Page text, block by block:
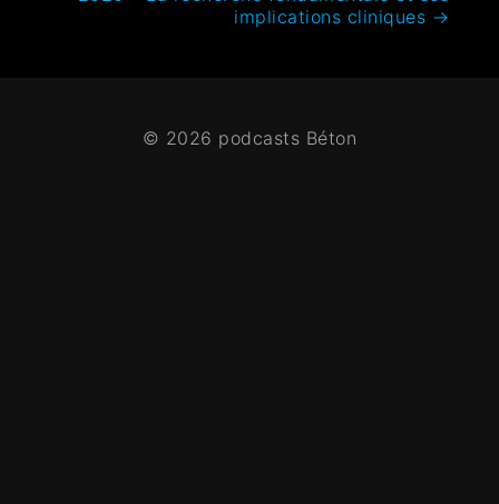
implications cliniques →
© 2026 podcasts Béton